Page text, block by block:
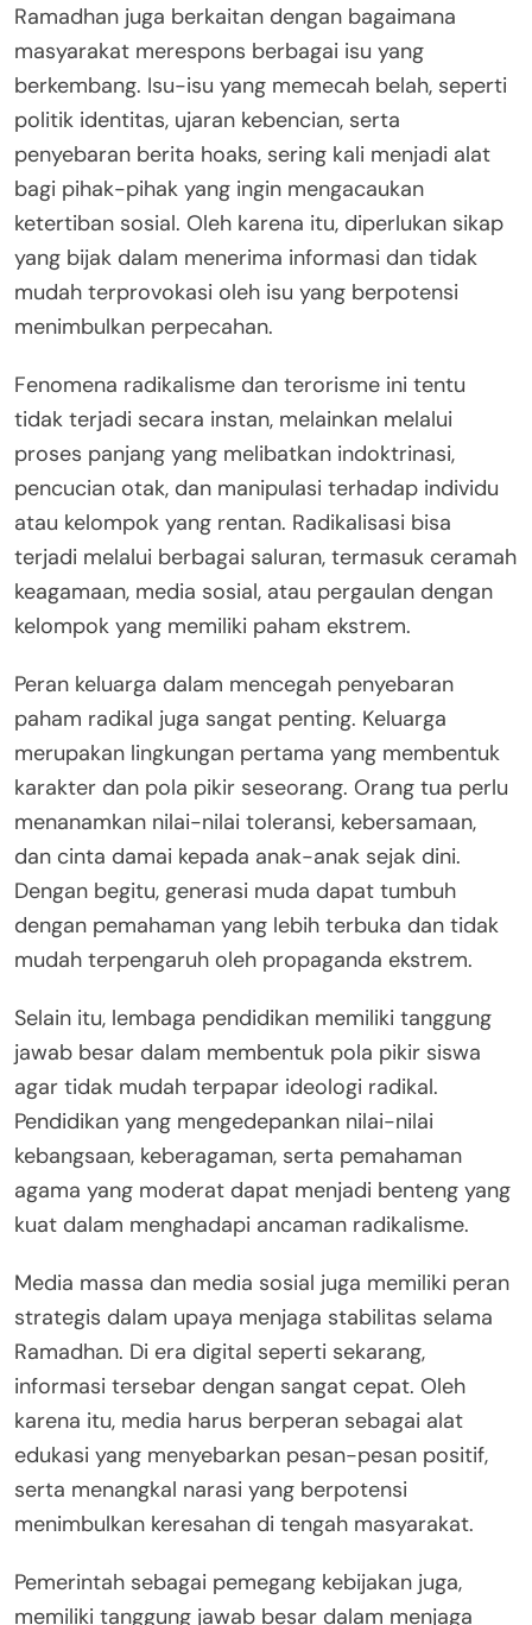
Ramadhan juga berkaitan dengan bagaimana
masyarakat merespons berbagai isu yang
berkembang. Isu-isu yang memecah belah, seperti
politik identitas, ujaran kebencian, serta
penyebaran berita hoaks, sering kali menjadi alat
bagi pihak-pihak yang ingin mengacaukan
ketertiban sosial. Oleh karena itu, diperlukan sikap
yang bijak dalam menerima informasi dan tidak
mudah terprovokasi oleh isu yang berpotensi
menimbulkan perpecahan.
Fenomena radikalisme dan terorisme ini tentu
tidak terjadi secara instan, melainkan melalui
proses panjang yang melibatkan indoktrinasi,
pencucian otak, dan manipulasi terhadap individu
atau kelompok yang rentan. Radikalisasi bisa
terjadi melalui berbagai saluran, termasuk ceramah
keagamaan, media sosial, atau pergaulan dengan
kelompok yang memiliki paham ekstrem.
Peran keluarga dalam mencegah penyebaran
paham radikal juga sangat penting. Keluarga
merupakan lingkungan pertama yang membentuk
karakter dan pola pikir seseorang. Orang tua perlu
menanamkan nilai-nilai toleransi, kebersamaan,
dan cinta damai kepada anak-anak sejak dini.
Dengan begitu, generasi muda dapat tumbuh
dengan pemahaman yang lebih terbuka dan tidak
mudah terpengaruh oleh propaganda ekstrem.
Selain itu, lembaga pendidikan memiliki tanggung
jawab besar dalam membentuk pola pikir siswa
agar tidak mudah terpapar ideologi radikal.
Pendidikan yang mengedepankan nilai-nilai
kebangsaan, keberagaman, serta pemahaman
agama yang moderat dapat menjadi benteng yang
kuat dalam menghadapi ancaman radikalisme.
Media massa dan media sosial juga memiliki peran
strategis dalam upaya menjaga stabilitas selama
Ramadhan. Di era digital seperti sekarang,
informasi tersebar dengan sangat cepat. Oleh
karena itu, media harus berperan sebagai alat
edukasi yang menyebarkan pesan-pesan positif,
serta menangkal narasi yang berpotensi
menimbulkan keresahan di tengah masyarakat.
Pemerintah sebagai pemegang kebijakan juga,
memiliki tanggung jawab besar dalam menjaga